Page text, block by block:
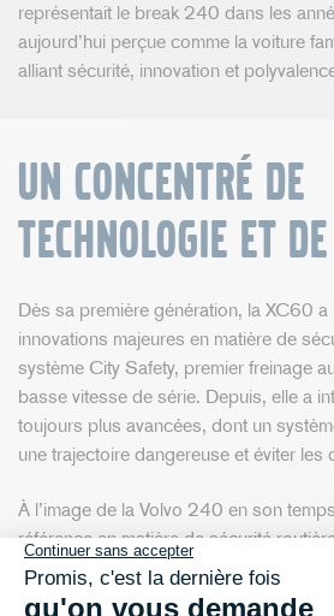
représentait le break 240 dans les
aujourd’hui perçue comme la voiture
alliant sécurité, innovation et
Un concentré de
technologie et
Dès sa première génération, la XC60 a
innovations majeures en matière de
système City Safety, premier freinage
basse vitesse de série. Depuis, elle a
toujours plus avancées, dont un
une trajectoire dangereuse et éviter les
À l’image de la Volvo 240 en son
référence en matière de sécurité